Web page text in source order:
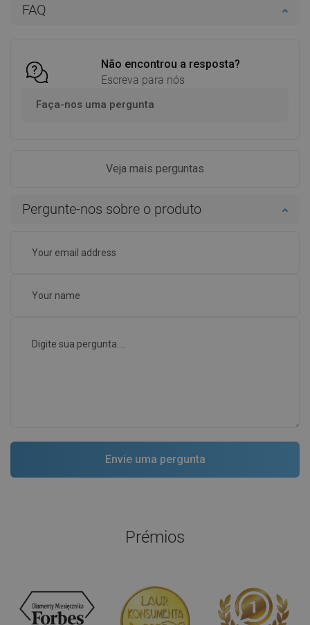
FAQ
Não encontrou a resposta?
Escreva para nós
Faça-nos uma pergunta
Veja mais perguntas
Pergunte-nos sobre o produto
Prémios